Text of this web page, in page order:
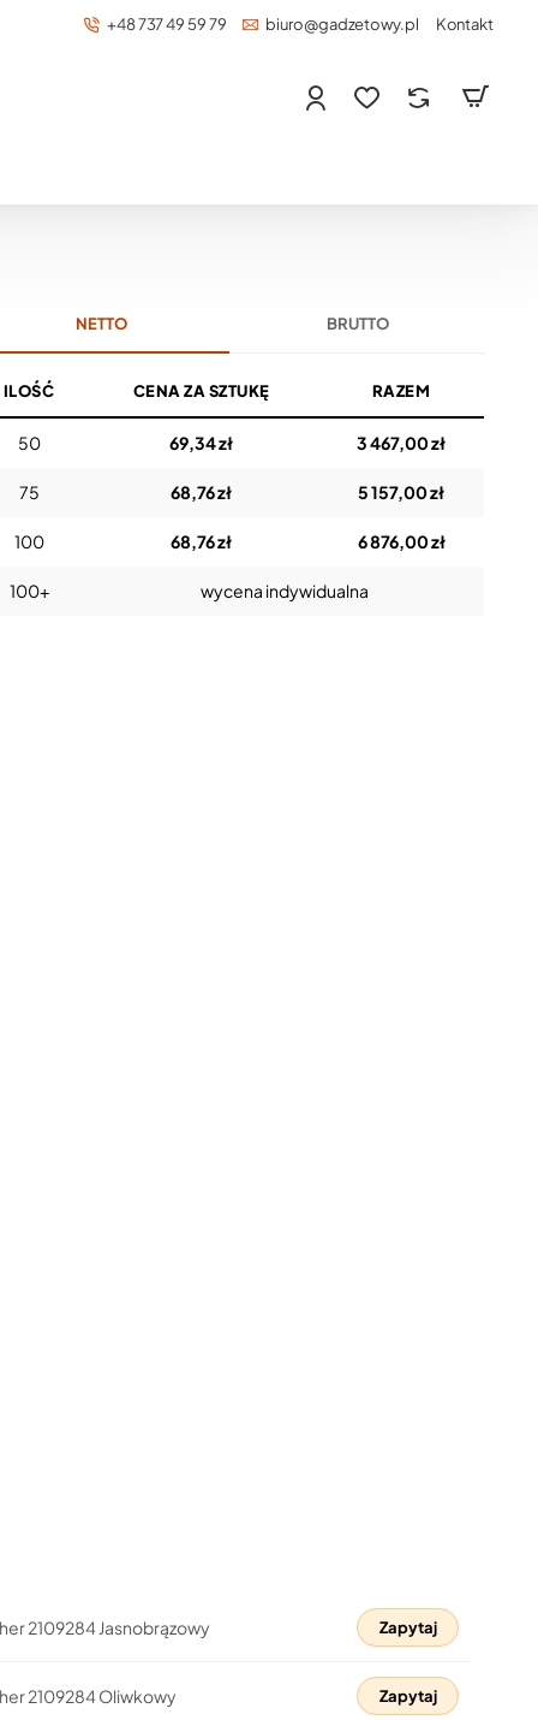
+48 737 49 59 79 biuro@gadzetowy.pl Kontakt
NETTO BRUTTO
ILOŚĆ CENA ZA SZTUKĘ RAZEM
50 69,34 zł 3 467,00 zł
75 68,76 zł 5 157,00 zł
100 68,76 zł 6 876,00 zł
100+ wycena indywidualna
2109284 Jasnobrązowy Zapytaj
2109284 Oliwkowy Zapytaj